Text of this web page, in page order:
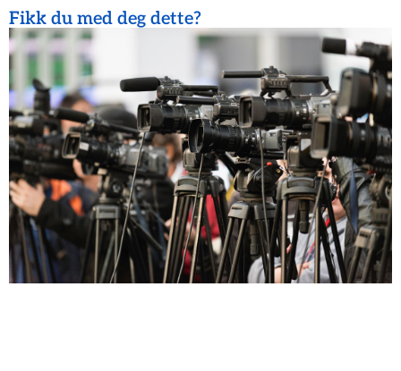
Fikk du med deg dette?